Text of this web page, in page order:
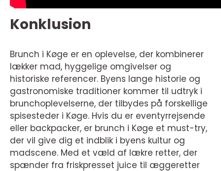
Konklusion
Brunch i Køge er en oplevelse, der kombinerer
lækker mad, hyggelige omgivelser og
historiske referencer. Byens lange historie og
gastronomiske traditioner kommer til udtryk i
brunchoplevelserne, der tilbydes på forskellige
spisesteder i Køge. Hvis du er eventyrrejsende
eller backpacker, er brunch i Køge et must-try,
der vil give dig et indblik i byens kultur og
madscene. Med et væld af lækre retter, der
spænder fra friskpresset juice til æggeretter